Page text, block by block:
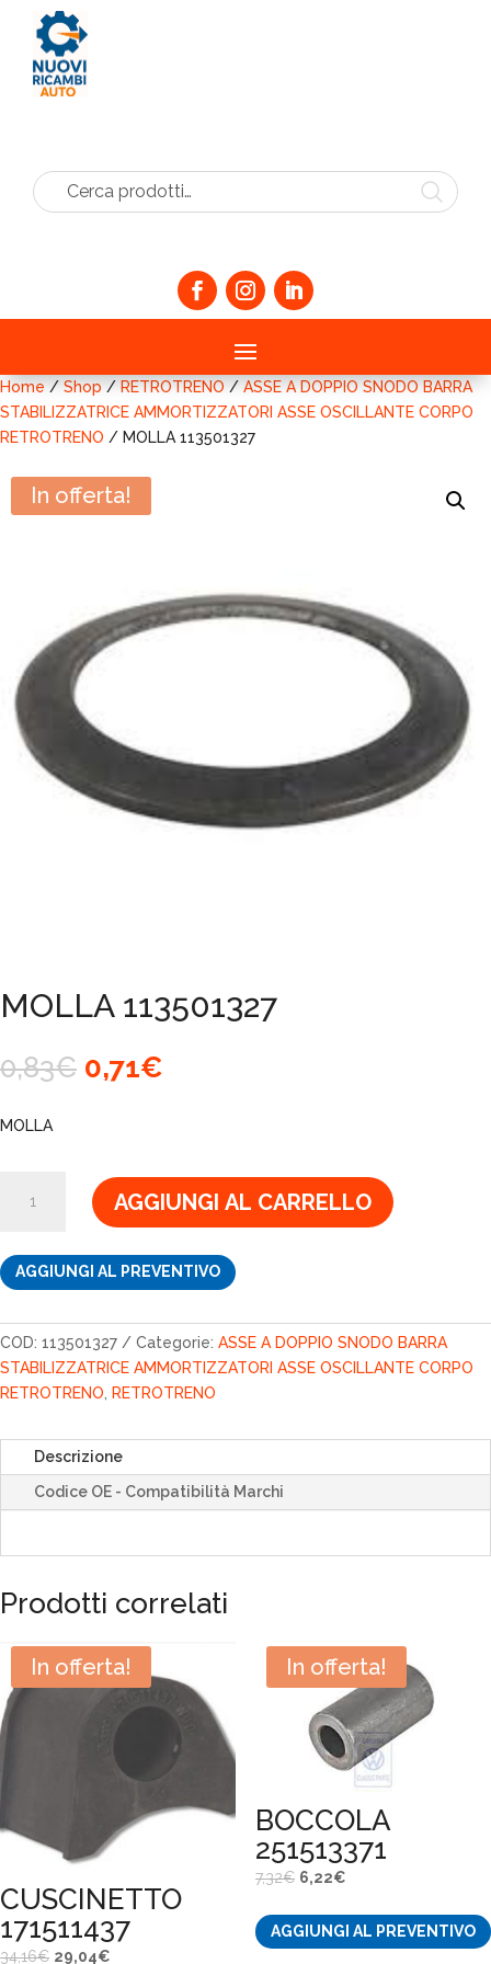
Cerca prodotti…
Home / Shop / RETROTRENO / ASSE A DOPPIO SNODO BARRA
STABILIZZATRICE AMMORTIZZATORI ASSE OSCILLANTE CORPO
RETROTRENO / MOLLA 113501327
In offerta!
MOLLA 113501327
0,83€ Il
prezzo
0,71€
MOLLA
113501327
AGGIUNGI AL CARRELLO
AGGIUNGI AL PREVENTIVO
COD: 113501327 Categorie: ASSE A DOPPIO SNODO BARRA
STABILIZZATRICE AMMORTIZZATORI ASSE OSCILLANTE CORPO
RETROTRENO
RETROTRENO
Descrizione
Codice OE - Compatibilità Marchi
Prodotti correlati
In offerta!
CUSCINETTO
171511437
34,16€ Il
29,04€
In offerta!
BOCCOLA
251513371
7,32€ Il
originale
6,22€Il
attuale
AGGIUNGI AL PREVENTIVO